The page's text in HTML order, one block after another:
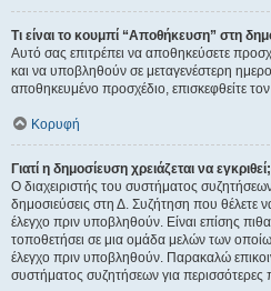
Τι είναι το κουμπί “Αποθήκευση” στη
Αυτό σας επιτρέπει να αποθηκεύσετε
και να υποβληθούν σε μεταγενέστερη
αποθηκευμένο προσχέδιο, επισκεφθείτε
Κορυφή
Γιατί η δημοσίευση χρειάζεται να εγκριθεί;
Ο διαχειριστής του συστήματος
δημοσιεύσεις στη Δ. Συζήτηση που θέλετε
έλεγχο πριν υποβληθούν. Είναι επίσης
τοποθετήσει σε μια ομάδα μελών των
έλεγχο πριν υποβληθούν. Παρακαλώ
συστήματος συζητήσεων για περισσότερες